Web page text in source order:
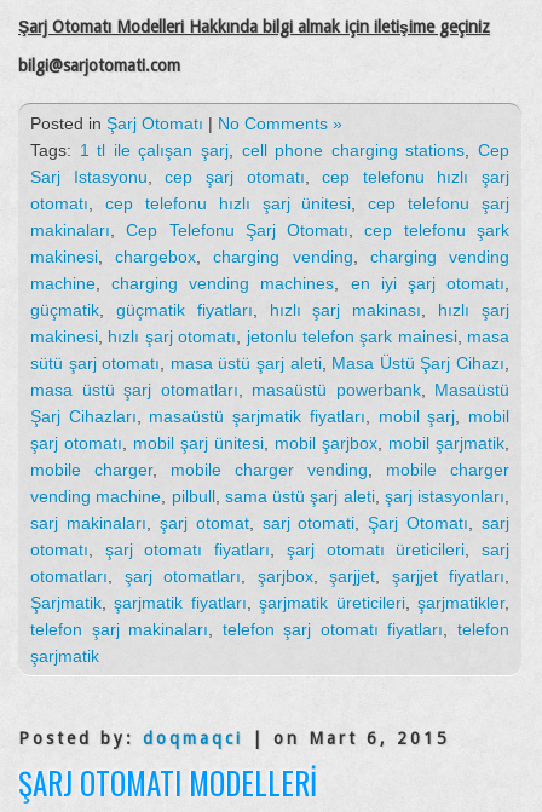
Şarj Otomatı Modelleri Hakkında bilgi almak için iletişime geçiniz
bilgi@sarjotomati.com
Posted in Şarj Otomatı | No Comments »
Tags: 1 tl ile çalışan şarj cell phone charging stations ,Cep
Sarj Istasyonu ,cep şarj otomatı ,cep telefonu hızlı şarj
otomatı
cep telefonu hızlı şarj ünitesi ,cep telefonu şarj
makinaları ,Cep Telefonu Şarj Otomatı ,cep telefonu şark
makinesi ,chargebox ,charging vending
charging vending
machine ,charging vending machines en iyi şarj otomatı
güçmatik
güçmatik fiyatları hızlı şarj makinası
hızlı şarj
makinesi hızlı şarj otomatı jetonlu telefon şark mainesi, masa
sütü şarj otomatı
masa üstü şarj aleti, Masa Üstü Şarj Cihazı
masa üstü şarj otomatları
masaüstü powerbank, Masaüstü
Şarj Cihazları
masaüstü şarjmatik fiyatları mobil şarj
mobil
şarj otomatı
mobil şarj ünitesi mobil şarjbox mobil şarjmatik
mobile charger, mobile charger vending
mobile charger
vending machine
pilbull, sama üstü şarj aleti, şarj istasyonları
sarj makinaları
şarj otomat, sarj otomati ,Şarj Otomatı
sarj
otomatı
şarj otomatı fiyatları şarj otomatı üreticileri ,sarj
otomatları
şarj otomatları şarjbox, şarjjet şarjjet fiyatları
Şarjmatik ,şarjmatik fiyatları ,şarjmatik üreticileri,şarjmatikler,
telefon şarj makinaları
telefon şarj otomatı fiyatları ,telefon
şarjmatik
Posted by: doqmaqci | on Mart 6, 2015
ŞARJ OTOMATI MODELLERI